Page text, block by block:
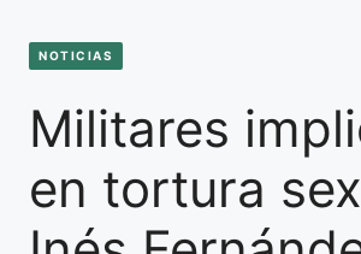
NOTICIAS
Militares
en tortura